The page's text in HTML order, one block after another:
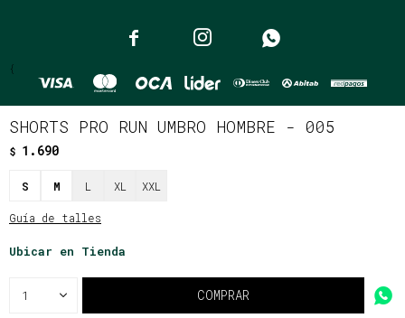
SHORTS PRO RUN UMBRO HOMBRE - 005
$ 1.690
S M L XL XXL
Guía de talles
Ubicar en Tienda
1 COMPRAR
  
{
Fenicio